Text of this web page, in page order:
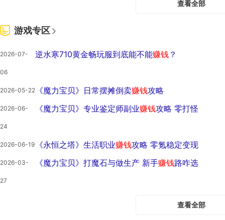
查看全部
游戏专区
2026-07-
06
逆水寒710黄金畅玩服到底能不能赚钱 ？
2026-05-22 《魔力宝贝》日常摆摊倒卖赚钱攻略
2026-06-
24
《魔力宝贝》专业鉴定师副业赚钱攻略 零打怪
2026-06-19 《永恒之塔》生活职业赚钱攻略 零氪稳定变现
2026-03-
27
《魔力宝贝》打魔石与做生产 新手赚钱路咋选
查看全部